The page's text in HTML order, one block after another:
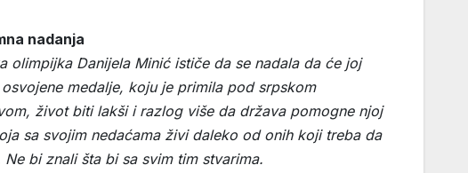
nadanja
olimpijka Danijela Minić ističe da se nadala da će joj
medalje, koju je primila pod srpskom
život biti lakši i razlog više da država pomogne njoj
sa svojim nedaćama živi daleko od onih koji treba da
bi znali šta bi sa svim tim stvarima.